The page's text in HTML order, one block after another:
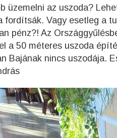
üzemelni az uszoda?
fordítsák. Vagy esetleg a
pénz?! Az
a 50 méteres uszoda
Bajának nincs uszodája.